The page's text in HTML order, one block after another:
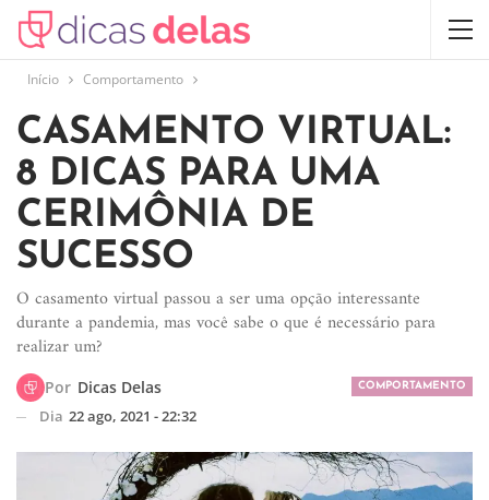
Início Comportamento
CASAMENTO VIRTUAL:
8 DICAS PARA UMA
CERIMÔNIA DE
SUCESSO
O casamento virtual passou a ser uma opção interessante
durante a pandemia, mas você sabe o que é necessário para
realizar um?
COMPORTAMENTO
Por Dicas Delas
Dia 22 ago, 2021 - 22:32